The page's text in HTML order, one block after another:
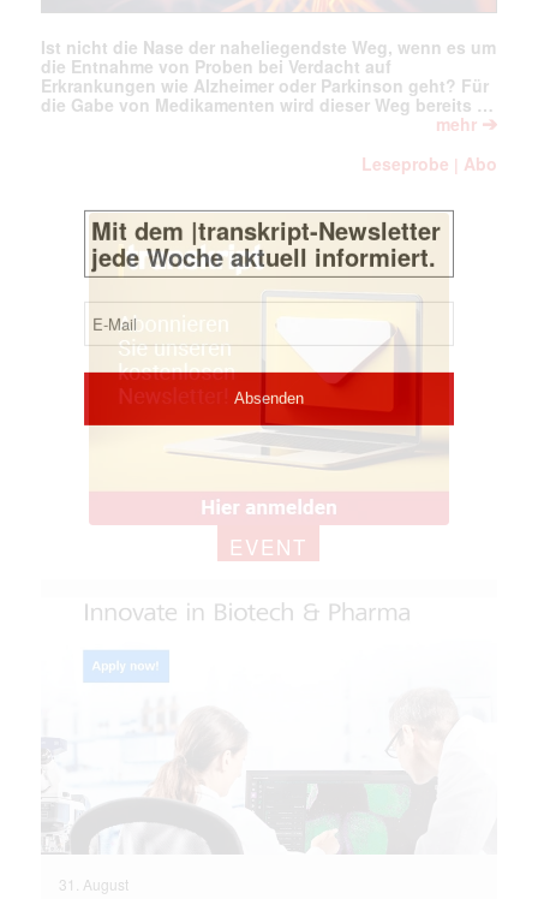
Ist nicht die Nase der naheliegendste Weg, wenn es um
die Entnahme von Proben bei Verdacht auf
Erkrankungen wie Alzheimer oder Parkinson geht? Für
die Gabe von Medikamenten wird dieser Weg bereits …
mehr ➔
Leseprobe | Abo
EVENT
31. August